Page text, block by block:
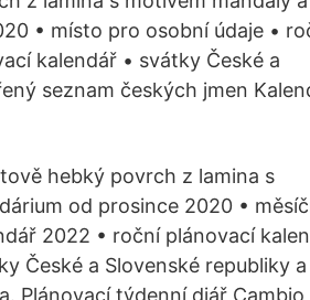
• místo pro osobní údaje •
kalendář • svátky České a
seznam českých jmen
hebký povrch z lamina s
od prosince 2020 •
2022 • roční plánovací
České a Slovenské republiky a
Plánovací týdenní diář Cambio